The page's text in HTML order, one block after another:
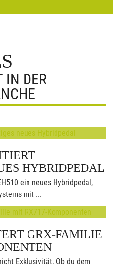
IN DER
HYBRIDPEDAL
ein neues Hybridpedal,
mit ...
GRX-FAMILIE
Exklusivität. Ob du dem